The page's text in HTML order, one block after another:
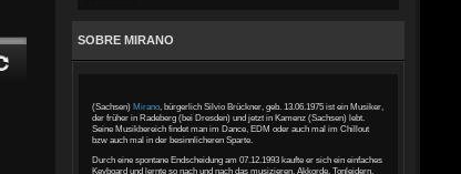
SOBRE MIRANO
(Sachsen) Mirano, bürgerlich Silvio Brückner, geb. 13.06.1975 ist ein Musiker,
der früher in Radeberg (bei Dresden) und jetzt in Kamenz (Sachsen) lebt.
Seine Musikbereich findet man im Dance, EDM oder auch mal im Chillout
bzw auch mal in der besinnlicheren Sparte.
Durch eine spontane Endscheidung am 07.12.1993 kaufte er sich ein einfaches
Keyboard und lernte so nach und nach das musizieren. Akkorde, Tonleidern,